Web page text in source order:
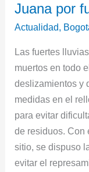
Juana por
Actualidad,
Las fuertes
muertos en todo
deslizamientos y
medidas en el
para evitar
de residuos. Con
sitio, se dispuso
evitar el
en
relleno
Juana
por
fuertes
lluvias